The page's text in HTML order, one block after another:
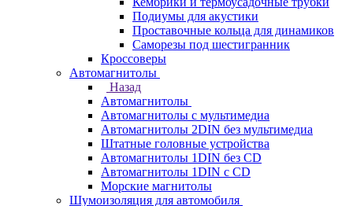
Подиумы для акустики
Проставочные кольца для динамиков
Саморезы под шестигранник
Кроссоверы
Автомагнитолы
Назад
Автомагнитолы
Автомагнитолы с мультимедиа
Автомагнитолы 2DIN без мультимедиа
Штатные головные устройства
Автомагнитолы 1DIN без CD
Автомагнитолы 1DIN с CD
Морские магнитолы
Шумоизоляция для автомобиля